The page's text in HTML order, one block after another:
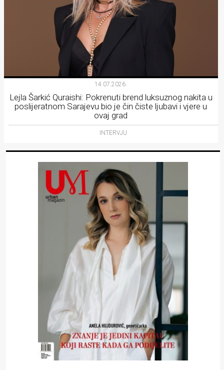
14.07.2026.
Lejla Šarkić Quraishi: Pokrenuti brend luksuznog nakita u
poslijeratnom Sarajevu bio je čin čiste ljubavi i vjere u
ovaj grad
INTERVJU